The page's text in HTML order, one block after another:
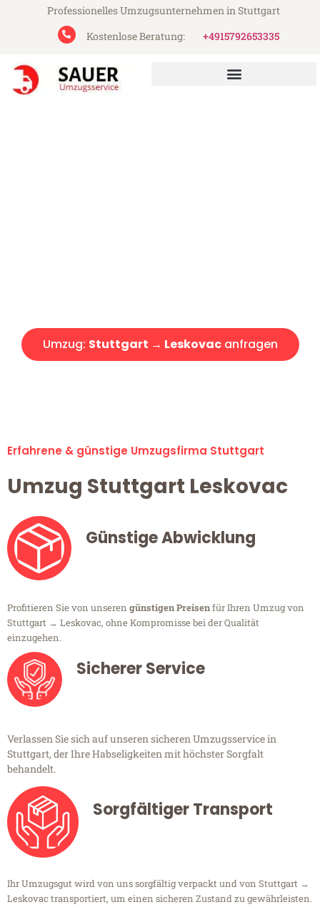
Professionelles Umzugsunternehmen in Stuttgart
Kostenlose Beratung:
+4915792653335
Umzug: Stuttgart → Leskovacanfragen
Erfahrene & günstige Umzugsfirma Stuttgart
Umzug Stuttgart Leskovac
Günstige Abwicklung
Profitieren Sie von unseren günstigen Preisenfür Ihren Umzug von
Stuttgart → Leskovac, ohne Kompromisse bei der Qualität
einzugehen.
Sicherer Service
Verlassen Sie sich auf unseren sicheren Umzugsservice in
Stuttgart, der Ihre Habseligkeiten mit höchster Sorgfalt
behandelt.
Sorgfältiger Transport
Ihr Umzugsgut wird von uns sorgfältig verpackt und von Stuttgart →
Leskovac transportiert, um einen sicheren Zustand zu gewährleisten.